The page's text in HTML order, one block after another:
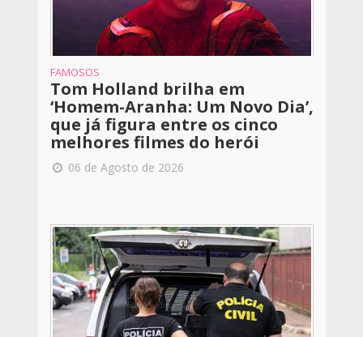
FAMOSOS
Tom Holland brilha em
‘Homem-Aranha: Um Novo Dia’,
que já figura entre os cinco
melhores filmes do herói
06 de Agosto de 2026